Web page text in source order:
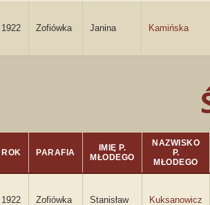
1922 Zofiówka Janina Kamińska
ROK PARAFIA
IMIĘ P.
MŁODEGO
NAZWISKO
P.
MŁODEGO
1922 Zofiówka Stanisław Kuksanowicz